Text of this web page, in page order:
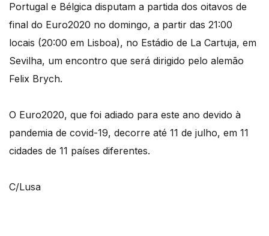
Portugal e Bélgica disputam a partida dos oitavos de
final do Euro2020 no domingo, a partir das 21:00
locais (20:00 em Lisboa), no Estádio de La Cartuja, em
Sevilha, um encontro que será dirigido pelo alemão
Felix Brych.
O Euro2020, que foi adiado para este ano devido à
pandemia de covid-19, decorre até 11 de julho, em 11
cidades de 11 países diferentes.
C/Lusa